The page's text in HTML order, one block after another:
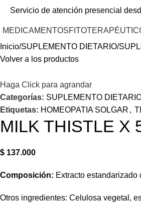
Servicio de atención presencial
MEDICAMENTOS
Inicio SUPLEMENTO DIETARIO
Volver a los productos
Haga Click para agrandar
Categorías: SUPLEMENTO
Etiquetas: HOMEOPATIA SOLGAR ,
MILK THISTLE X
$ 137.000
Composición: Extracto
Otros ingredientes: Celulosa vegetal,